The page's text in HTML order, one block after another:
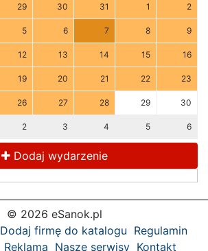
29 30 31 1 2
5 6 7 8 9
12 13 14 15 16
19 20 21 22 23
26 27 28 29 30
2 3 4 5 6
Dodaj wydarzenie
© 2026 eSanok.pl
Dodaj firmę do katalogu Regulamin
Reklama Nasze serwisy Kontakt